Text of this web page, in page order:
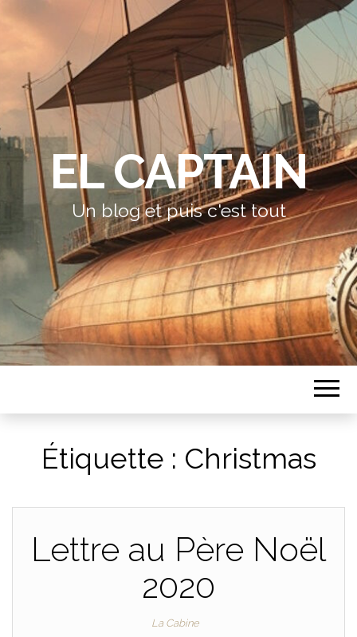
EL CAPTAIN
Un blog et puis c'est tout
Étiquette : Christmas
Lettre au Père Noël
2020
La Cabine